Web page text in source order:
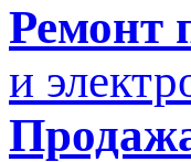
Ремонт
и